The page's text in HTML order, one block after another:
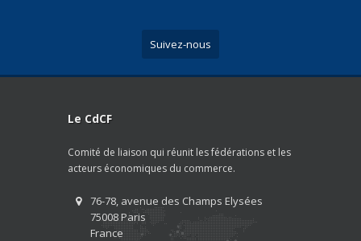
Suivez-nous
Le CdCF
Comité de liaison qui réunit les fédérations et les
acteurs économiques du commerce.
76-78, avenue des Champs Elysées
75008 Paris
France